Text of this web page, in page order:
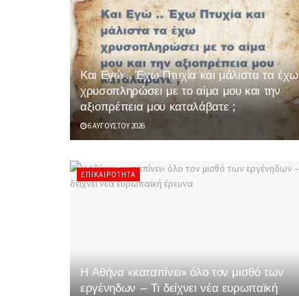
Και Εγώ .. Έχω Πτυχία και μάλιστα τα έχω
χρυσοπληρώσει με το αίμα μου και την
αξιοπρέπεια μου καταλάβατε ;
6 ΑΥΓΟΎΣΤΟΥ 2026
ΕΠΙΚΑΙΡΌΤΗΤΑ
Η Αθήνα «καταπίνει» όλο τον μισθό των
εργένηδων – Τι δείχνει νέα ευρωπαϊκή